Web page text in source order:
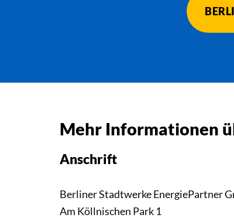
Mehr Informationen
Anschrift
Berliner Stadtwerke EnergiePartner
Am Köllnischen Park 1